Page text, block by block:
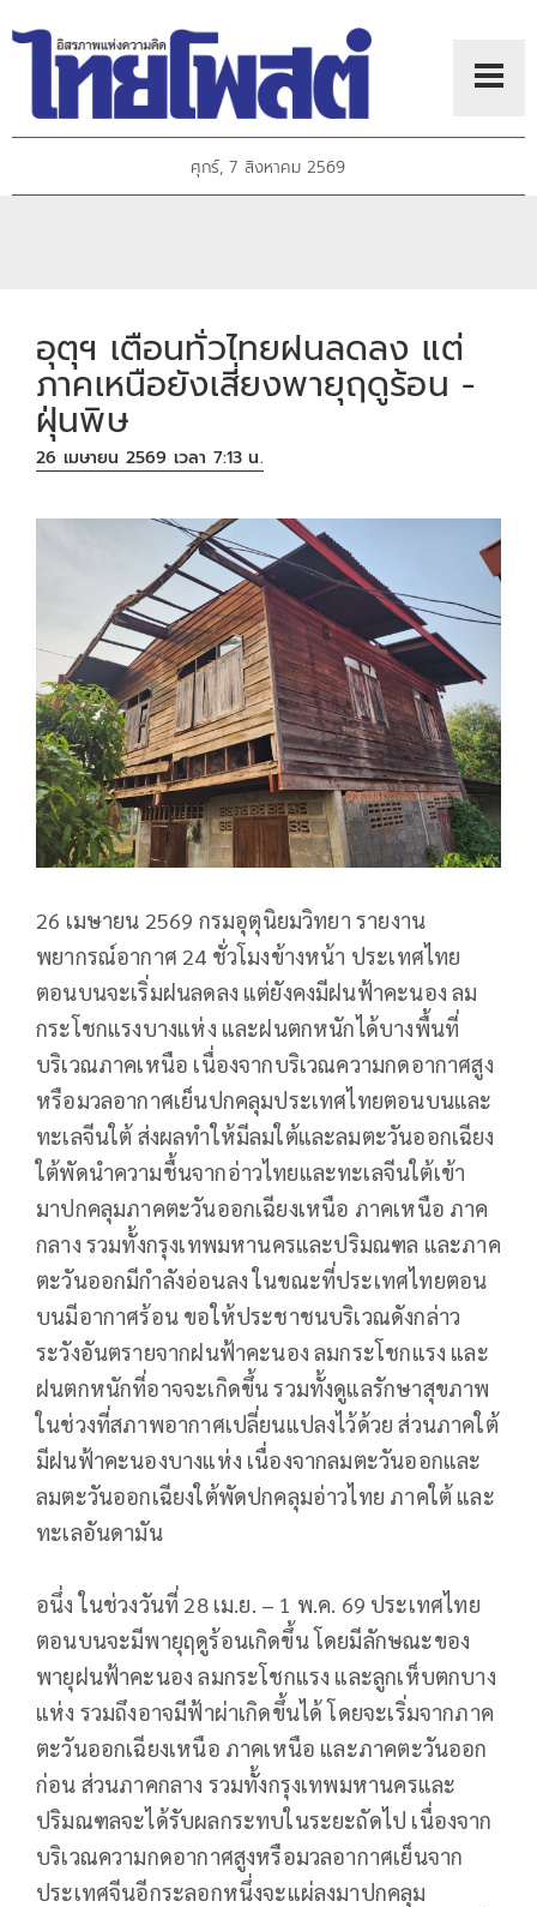
ศุกร์, 7 สิงหาคม 2569
อุตุฯ เตือนทั่วไทยฝนลดลง แต่
ภาคเหนือยังเสี่ยงพายุฤดูร้อน -
ฝุ่นพิษ
26 เมษายน 2569 เวลา 7:13 น.
26 เมษายน 2569 กรมอุตุนิยมวิทยา รายงาน
พยากรณ์อากาศ 24 ชั่วโมงข้างหน้า ประเทศไทย
ตอนบนจะเริ่มฝนลดลง แต่ยังคงมีฝนฟ้าคะนอง ลม
กระโชกแรงบางแห่ง และฝนตกหนักได้บางพื้นที่
บริเวณภาคเหนือ เนื่องจากบริเวณความกดอากาศสูง
หรือมวลอากาศเย็นปกคลุมประเทศไทยตอนบนและ
ทะเลจีนใต้ ส่งผลทำให้มีลมใต้และลมตะวันออกเฉียง
ใต้พัดนำความชื้นจากอ่าวไทยและทะเลจีนใต้เข้า
มาปกคลุมภาคตะวันออกเฉียงเหนือ ภาคเหนือ ภาค
กลาง รวมทั้งกรุงเทพมหานครและปริมณฑล และภาค
ตะวันออกมีกำลังอ่อนลง ในขณะที่ประเทศไทยตอน
บนมีอากาศร้อน ขอให้ประชาชนบริเวณดังกล่าว
ระวังอันตรายจากฝนฟ้าคะนอง ลมกระโชกแรง และ
ฝนตกหนักที่อาจจะเกิดขึ้น รวมทั้งดูแลรักษาสุขภาพ
ในช่วงที่สภาพอากาศเปลี่ยนแปลงไว้ด้วย ส่วนภาคใต้
มีฝนฟ้าคะนองบางแห่ง เนื่องจากลมตะวันออกและ
ลมตะวันออกเฉียงใต้พัดปกคลุมอ่าวไทย ภาคใต้ และ
ทะเลอันดามัน
อนึ่ง ในช่วงวันที่ 28 เม.ย. – 1 พ.ค. 69 ประเทศไทย
ตอนบนจะมีพายุฤดูร้อนเกิดขึ้น โดยมีลักษณะของ
พายุฝนฟ้าคะนอง ลมกระโชกแรง และลูกเห็บตกบาง
แห่ง รวมถึงอาจมีฟ้าผ่าเกิดขึ้นได้ โดยจะเริ่มจากภาค
ตะวันออกเฉียงเหนือ ภาคเหนือ และภาคตะวันออก
ก่อน ส่วนภาคกลาง รวมทั้งกรุงเทพมหานครและ
ปริมณฑลจะได้รับผลกระทบในระยะถัดไป เนื่องจาก
บริเวณความกดอากาศสูงหรือมวลอากาศเย็นจาก
ประเทศจีนอีกระลอกหนึ่งจะแผ่ลงมาปกคลุม